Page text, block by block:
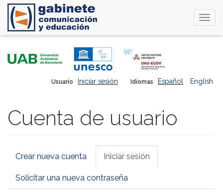
Idiomas Español English
Usuario Iniciar sesión
Cuenta de usuario
Solapas
Crear nueva cuenta Iniciar sesión
activa)
Solicitar una nueva contraseña